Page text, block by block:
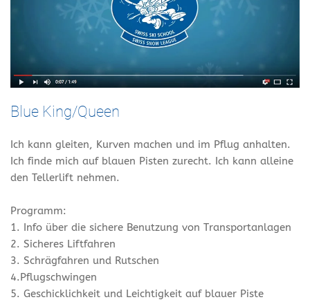
Blue King/Queen
Ich kann gleiten, Kurven machen und im Pflug anhalten.
Ich finde mich auf blauen Pisten zurecht. Ich kann alleine
den Tellerlift nehmen.
Programm:
1. Info über die sichere Benutzung von Transportanlagen
2. Sicheres Liftfahren
3. Schrägfahren und Rutschen
4.Pflugschwingen
5. Geschicklichkeit und Leichtigkeit auf blauer Piste